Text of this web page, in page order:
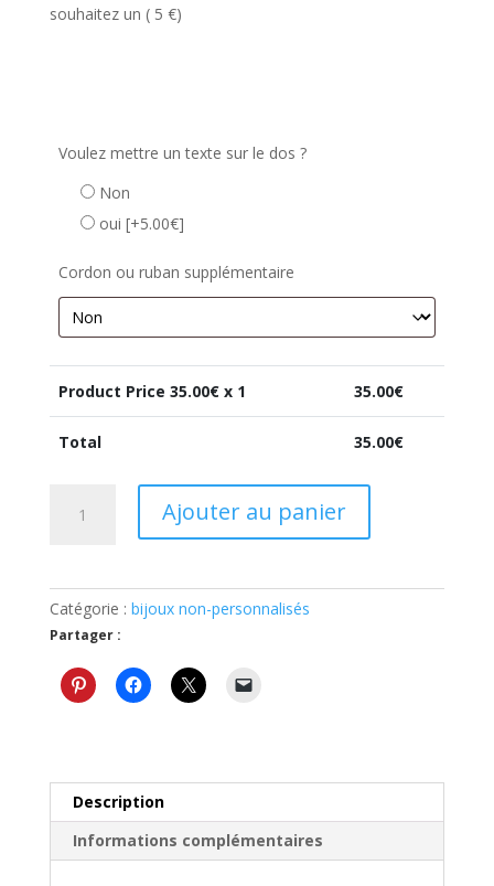
souhaitez un ( 5 €)
Voulez mettre un texte sur le dos ?
Non
oui [+5.00€]
Cordon ou ruban supplémentaire
Product Price 35.00€ x 1 35.00€
Total 35.00€
motif
burberry
Ajouter au panier
Catégorie : bijoux non-personnalisés
Partager :
Description
Informations complémentaires